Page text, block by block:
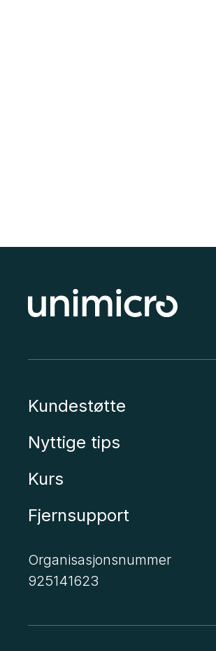
Kundestøtte
Nyttige tips
Kurs
Fjernsupport
Organisasjonsnummer
925141623